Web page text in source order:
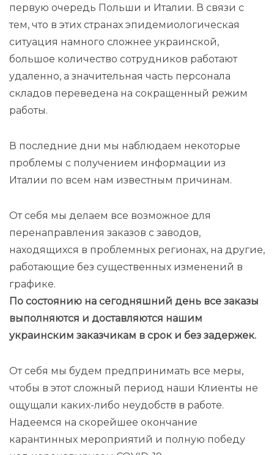
первую очередь Польши и Италии. В связи с
тем, что в этих странах эпидемиологическая
ситуация намного сложнее украинской,
большое количество сотрудников работают
удаленно, а значительная часть персонала
складов переведена на сокращенный режим
работы.
В последние дни мы наблюдаем некоторые
проблемы с получением информации из
Италии по всем нам известным причинам.
От себя мы делаем все возможное для
перенаправления заказов с заводов,
находящихся в проблемных регионах, на другие,
работающие без существенных изменений в
графике.
По состоянию на сегодняшний день все заказы
выполняются и доставляются нашим
украинским заказчикам в срок и без задержек.
От себя мы будем предпринимать все меры,
чтобы в этот сложный период наши Клиенты не
ощущали каких-либо неудобств в работе.
Надеемся на скорейшее окончание
карантинных мероприятий и полную победу